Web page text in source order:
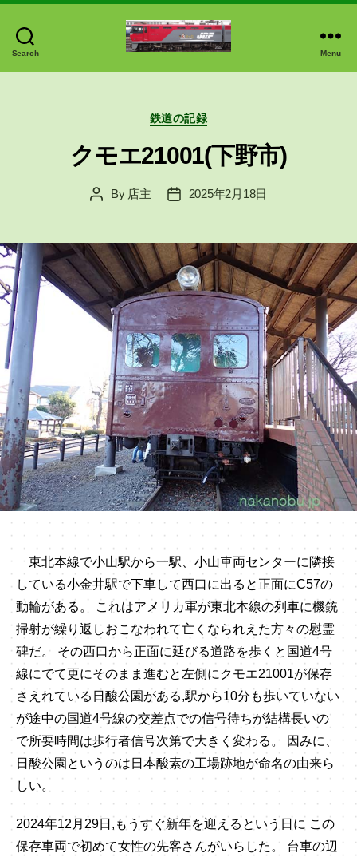
Search
店
す
Menu
Categories
鉄道の記録
クモエ21001(下野市)
PostBy 店主
Post2025年2月18日
東北本線で小山駅から一駅、小山車両センターに隣接
している小金井駅で下車して西口に出ると正面にC57の
動輪がある。 これはアメリカ軍が東北本線の列車に機銃
掃射が繰り返しおこなわれて亡くなられえた方々の慰霊
碑だ。 その西口から正面に延びる道路を歩くと国道4号
線にでて更にそのまま進むと左側にクモエ21001が保存
さえれている日酸公園がある,駅から10分も歩いていない
が途中の国道4号線の交差点での信号待ちが結構長いの
で所要時間は歩行者信号次第で大きく変わる。 因みに、
日酸公園というのは日本酸素の工場跡地が命名の由来ら
しい。
2024年12月29日,もうすぐ新年を迎えるという日に この
保存車両で初めて女性の先客さんがいらした。 台車の辺